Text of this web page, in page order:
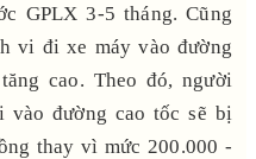
GPLX 3-5 tháng. Cũng
vi đi xe máy vào đường
cao. Theo đó, người
vào đường cao tốc sẽ bị
thay vì mức 200.000 -